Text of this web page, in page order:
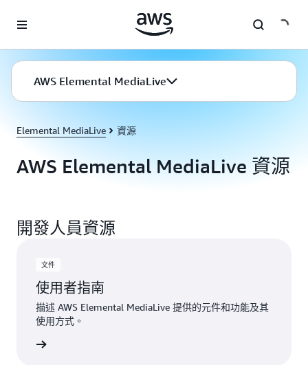
AWS Elemental MediaLive
Elemental MediaLive 資源
AWS Elemental MediaLive 資源
開發人員資源
文件
使用者指南
描述 AWS Elemental MediaLive 提供的元件和功能及其
使用方式。